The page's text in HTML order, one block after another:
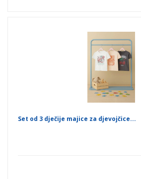
Set od 3 dječije majice za djevojčice...